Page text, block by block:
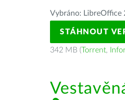
Vybráno: LibreOffice
STÁHNOUT
342 MB (Torrent,